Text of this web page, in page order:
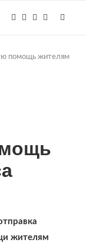
помощь жителям
жителям